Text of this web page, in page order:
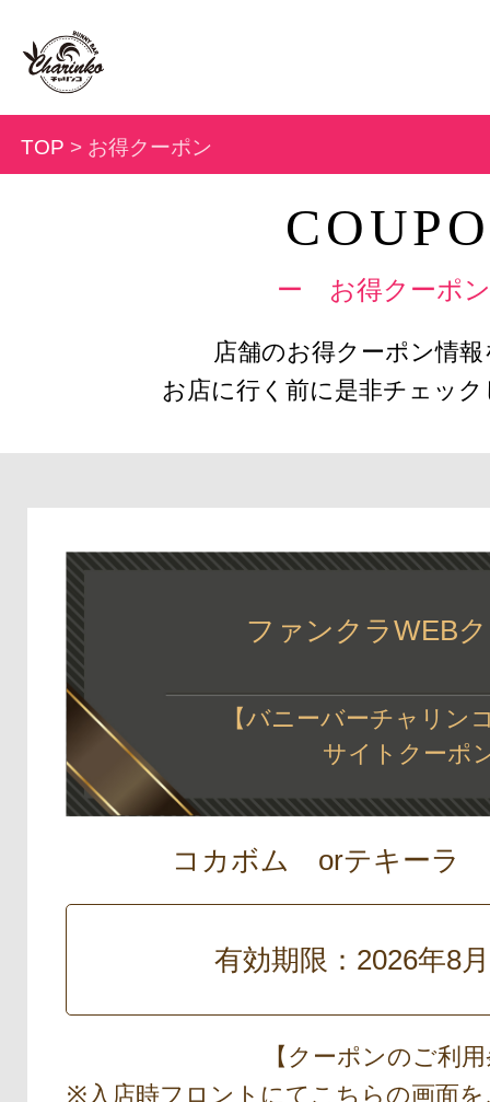
TOP > お得クーポン
ー お得クーポ
店舗のお得クーポン情
お店に行く前に是非チェッ
ファンクラWEB
【バニーバーチャリン
サイトクーポ
コカボム orテキーラ
有効期限：2026年8
【クーポンのご利
※入店時フロントにてこちらの画面